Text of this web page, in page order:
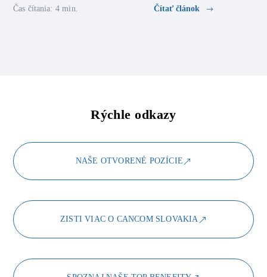
Čas čítania: 4 min. Čítať článok
Rýchle odkazy
NAŠE OTVORENÉ POZÍCIE
ZISTI VIAC O CANCOM SLOVAKIA